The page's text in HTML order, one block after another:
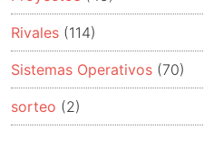
Rivales (114)
Sistemas Operativos (70)
sorteo (2)